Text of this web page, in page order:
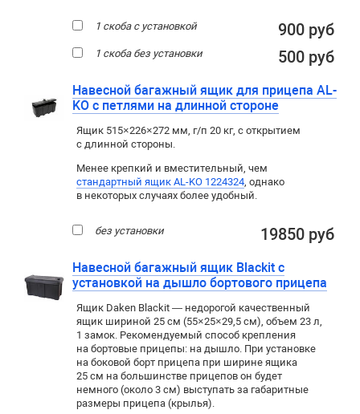
1 скоба с установкой 900 руб
1 скоба без установки 500 руб
Навесной багажный ящик для прицепа AL-
KO с петлями на длинной стороне
Ящик 515×226×272 мм, г/п 20 кг, с открытием
с длинной стороны.
Менее крепкий и вместительный, чем
стандартный ящик AL-KO 1224324, однако
в некоторых случаях более удобный.
без установки 19850 руб
Навесной багажный ящик Blackit с
установкой на дышло бортового прицепа
Ящик Daken Blackit — недорогой качественный
ящик шириной 25 см (55×25×29,5 см), объем 23 л,
1 замок. Рекомендуемый способ крепления
на бортовые прицепы: на дышло. При установке
на боковой борт прицепа при ширине ящика
25 см на большинстве прицепов он будет
немного (около 3 см) выступать за габаритные
размеры прицепа (крылья).